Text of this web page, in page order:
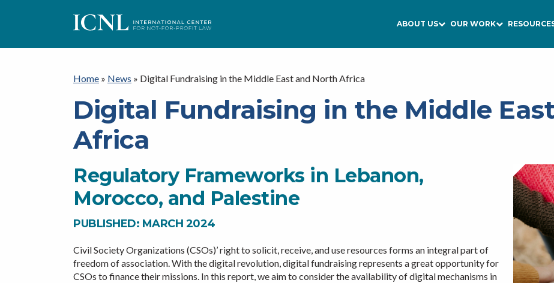
I
C
N
L
ABOUT US OUR WORK
Home » News » Digital Fundraising in the Middle East and North Africa
Digital Fundraising in the Middle
Africa
Regulatory Frameworks in Lebanon,
Morocco, and Palestine
PUBLISHED: MARCH 2024
Civil Society Organizations (CSOs)’ right to solicit, receive, and use resources forms an integral part of
freedom of association. With the digital revolution, digital fundraising represents a great opportunity for
CSOs to finance their missions. In this report, we aim to consider the availability of digital mechanisms in